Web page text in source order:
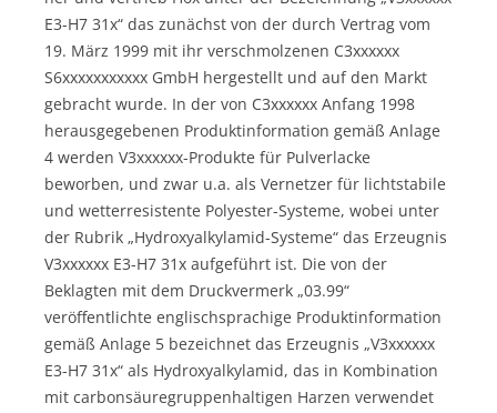
E3-H7 31x“ das zunächst von der durch Vertrag vom
19. März 1999 mit ihr verschmolzenen C3xxxxxx
S6xxxxxxxxxxx GmbH hergestellt und auf den Markt
gebracht wurde. In der von C3xxxxxx Anfang 1998
herausgegebenen Produktinformation gemäß Anlage
4 werden V3xxxxxx-Produkte für Pulverlacke
beworben, und zwar u.a. als Vernetzer für lichtstabile
und wetterresistente Polyester-Systeme, wobei unter
der Rubrik „Hydroxyalkylamid-Systeme“ das Erzeugnis
V3xxxxxx E3-H7 31x aufgeführt ist. Die von der
Beklagten mit dem Druckvermerk „03.99“
veröffentlichte englischsprachige Produktinformation
gemäß Anlage 5 bezeichnet das Erzeugnis „V3xxxxxx
E3-H7 31x“ als Hydroxyalkylamid, das in Kombination
mit carbonsäuregruppenhaltigen Harzen verwendet